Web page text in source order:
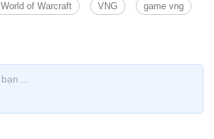
World of Warcraft VNG game vng